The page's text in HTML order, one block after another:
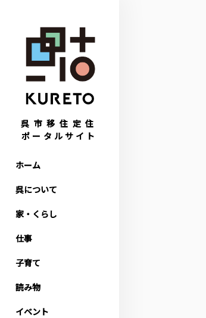
呉市移住定住
ポータルサイト
ホーム
呉について
家・くらし
仕事
子育て
読み物
イベント